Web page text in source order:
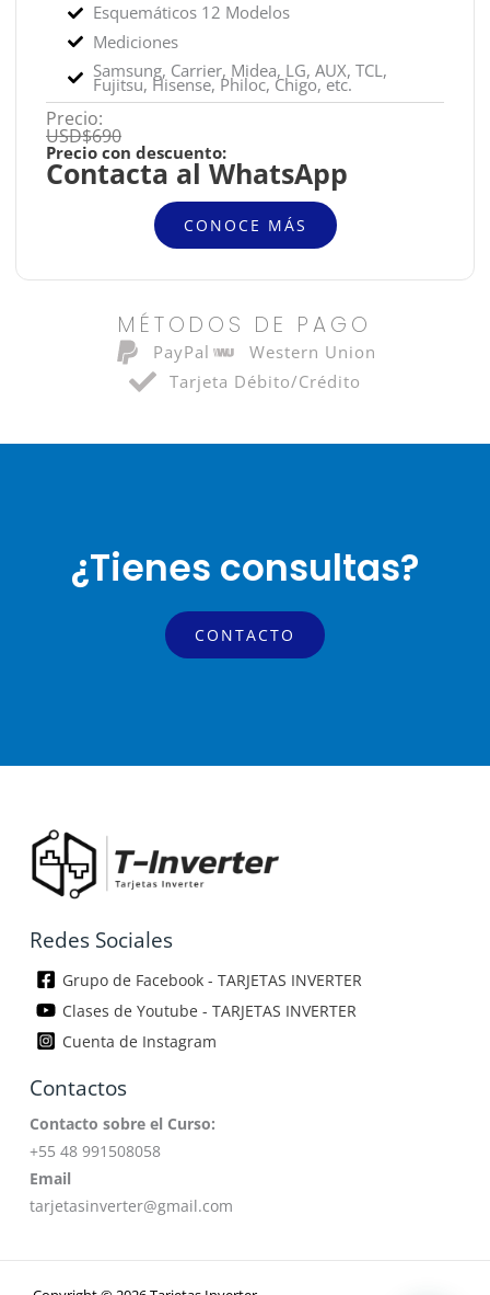
Esquemáticos 12 Modelos
Mediciones
Samsung, Carrier, Midea, LG, AUX, TCL,
Fujitsu, Hisense, Philoc, Chigo, etc.
Precio:
USD$690
Precio con descuento:
Contacta al WhatsApp
CONOCE MÁS
MÉTODOS DE PAGO
PayPal
Western Union
Tarjeta Débito/Crédito
¿Tienes consultas?
CONTACTO
Redes Sociales
Grupo de Facebook - TARJETAS INVERTER
Clases de Youtube - TARJETAS INVERTER
Cuenta de Instagram
Contactos
Contacto sobre el Curso:
+55 48 991508058
Email
tarjetasinverter@gmail.com